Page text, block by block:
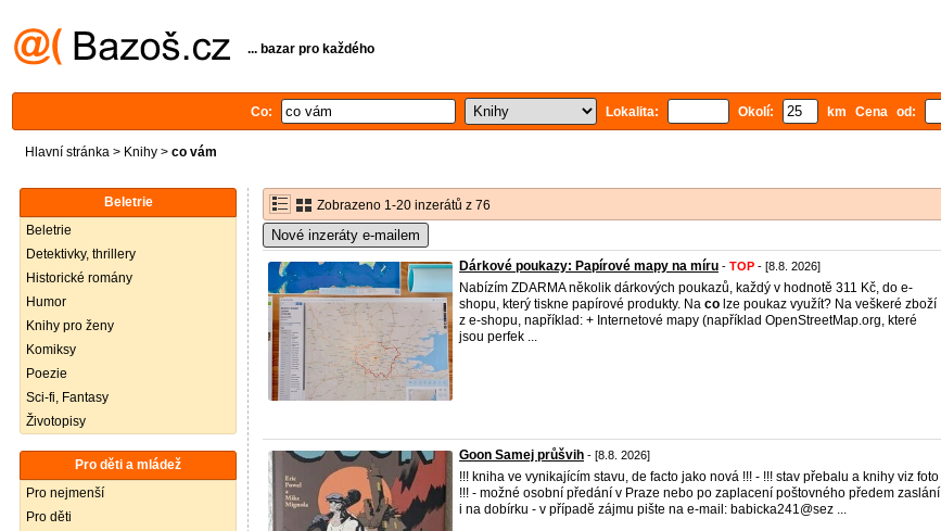
... bazar pro každého
Co: Lokalita: Okolí: km Cena od:
Hlavní stránka > Knihy > co vám
Beletrie
Beletrie
Detektivky, thrillery
Historické romány
Humor
Knihy pro ženy
Komiksy
Poezie
Sci-fi, Fantasy
Životopisy
Pro děti a mládež
Pro nejmenší
Pro děti
Zobrazeno 1-20 inzerátů z 76
Nové inzeráty e-mailem
Dárkové poukazy: Papírové mapy na míru - TOP - [8.8. 2026]
Nabízím ZDARMA několik dárkových poukazů, každý v hodnotě 311 Kč, do e-
shopu, který tiskne papírové produkty. Na co lze poukaz využít? Na veškeré zboží
z e-shopu, například: + Internetové mapy (například OpenStreetMap.org, které
jsou perfek ...
Goon Samej průšvih - [8.8. 2026]
!!! kniha ve vynikajícím stavu, de facto jako nová !!! - !!! stav přebalu a knihy viz foto
!!! - možné osobní předání v Praze nebo po zaplacení poštovného předem zaslání
i na dobírku - v případě zájmu pište na e-mail: babicka241@sez ...